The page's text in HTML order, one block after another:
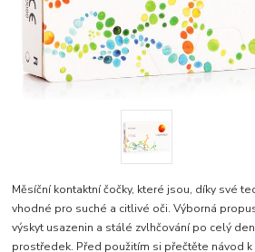
Měsíční kontaktní čočky, které jsou, díky své
vhodné pro suché a citlivé oči. Výborná
výskyt usazenin a stálé zvlhčování po celý
prostředek. Před použitím si přečtěte návod k